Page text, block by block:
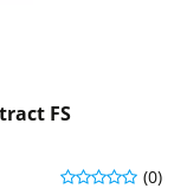
FS
(0)